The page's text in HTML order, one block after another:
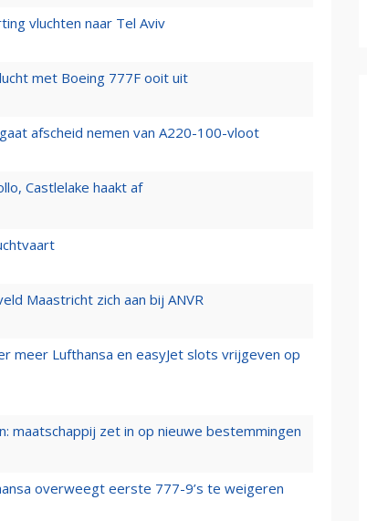
vluchten naar Tel Aviv
met Boeing 777F ooit uit
afscheid nemen van A220-100-vloot
Castlelake haakt af
Maastricht zich aan bij ANVR
meer Lufthansa en easyJet slots vrijgeven op
maatschappij zet in op nieuwe bestemmingen
overweegt eerste 777-9’s te weigeren